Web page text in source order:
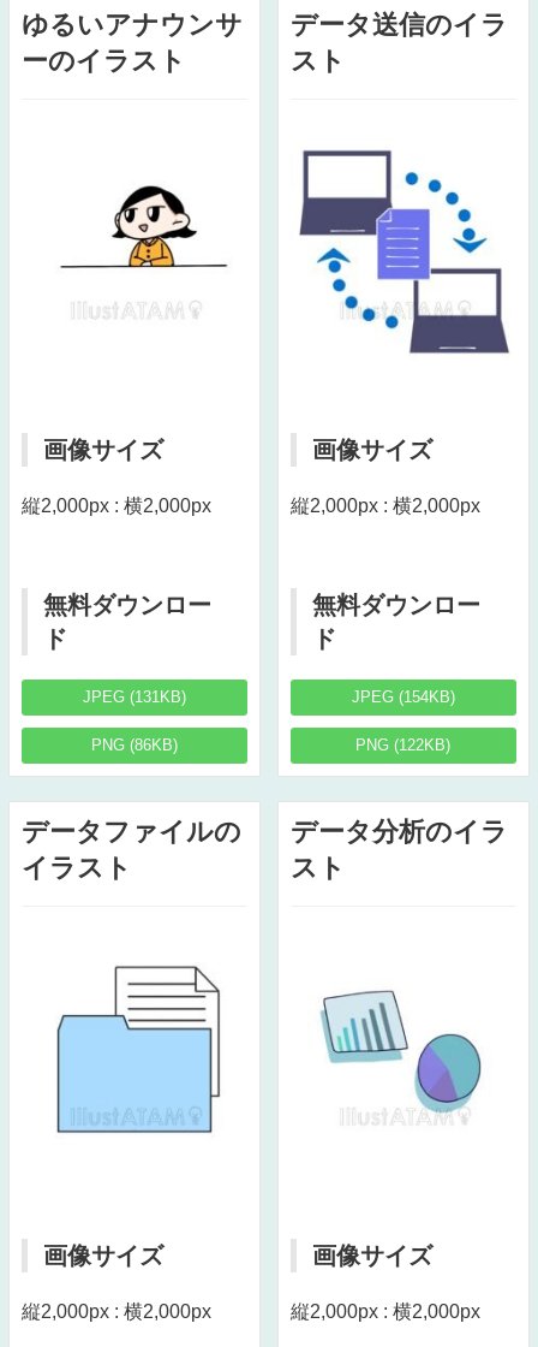
ゆるいアナウンサ
ーのイラスト
画像サイズ
縦2,000px : 横2,000px
無料ダウンロー
ド
JPEG (131KB)
PNG (86KB)
データ送信のイラ
スト
画像サイズ
縦2,000px : 横2,000px
無料ダウンロー
ド
JPEG (154KB)
PNG (122KB)
データファイルの
イラスト
画像サイズ
縦2,000px : 横2,000px
データ分析のイラ
スト
画像サイズ
縦2,000px : 横2,000px